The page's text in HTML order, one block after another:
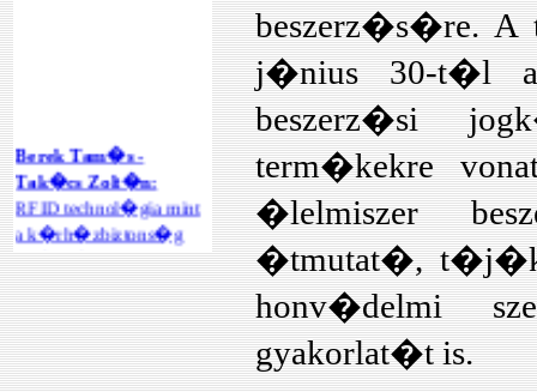
Berek Tam�s -
Tak�cs Zolt�n:
RFID technol�gia mint
a k�rh�zbiztons�g
ter�let�n
megval�sul�
int�zm�nyi rend
biztos�t�s�nak
eszk�ze...
beszerz�s�re.
j�nius 30-t�l
beszerz�si
term�kekre
�lelmiszer
�tmutat�,
honv�delmi
gyakorlat�t is.